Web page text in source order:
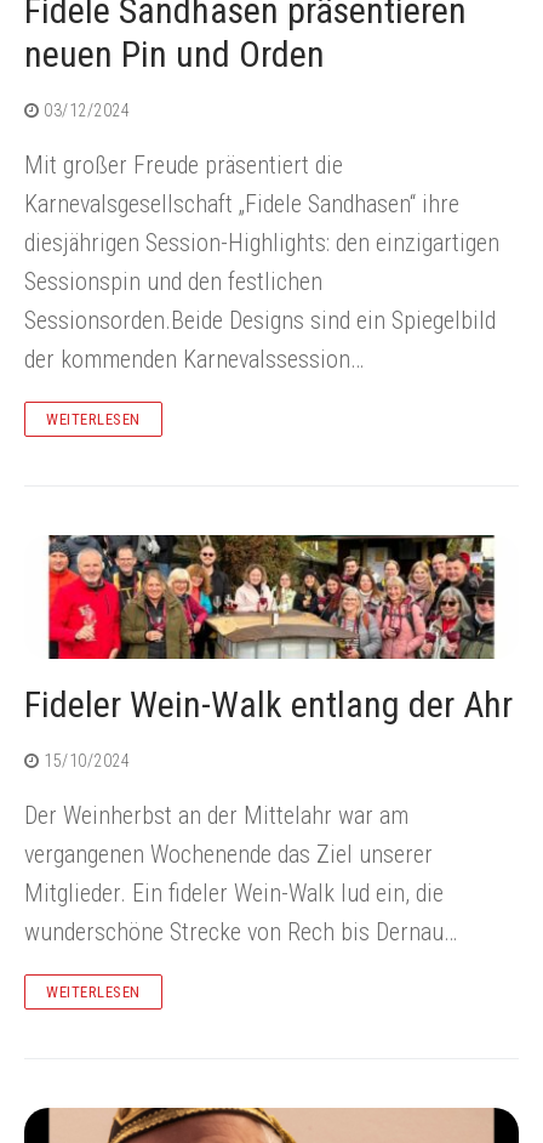
Mitgliedschaft
Sponsoren, Partner und Unterstützer
Chronik
Oberlarer Tollitäten
Satzung
Fidele Sandhasen-Sitzung
Fidele Mädchensitzung
Jeck Friday
Impressum
Datenschutzerklärung
Ticketshop
Fidele Sandhasen präsentieren
neuen Pin und Orden
03/12/2024
Mit großer Freude präsentiert die
Karnevalsgesellschaft „Fidele Sandhasen“ ihre
diesjährigen Session-Highlights: den einzigartigen
Sessionspin und den festlichen
Sessionsorden.Beide Designs sind ein Spiegelbild
der kommenden Karnevalssession…
WEITERLESEN
Fideler Wein-Walk entlang der Ahr
15/10/2024
Der Weinherbst an der Mittelahr war am
vergangenen Wochenende das Ziel unserer
Mitglieder. Ein fideler Wein-Walk lud ein, die
wunderschöne Strecke von Rech bis Dernau…
WEITERLESEN